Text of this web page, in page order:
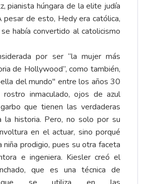
pianista húngara de la elite judía
de esto, Hedy era católica,
había convertido al catolicismo
por ser “la mujer más
de Hollywood”, como también,
del mundo" entre los años 30
inmaculado, ojos de azul
que tienen las verdaderas
la historia. Pero, no solo por su
en el actuar, sino porqué
niña prodigio, pues su otra faceta
e ingeniera. Kiesler creó el
que es una técnica de